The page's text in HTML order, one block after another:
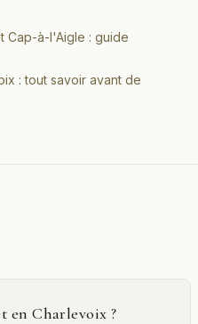
Cap-à-l'Aigle : guide
: tout savoir avant de
en Charlevoix ?